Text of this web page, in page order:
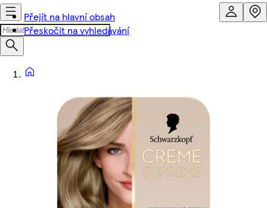
Přejít na hlavní obsah
Přeskočit na vyhledávání